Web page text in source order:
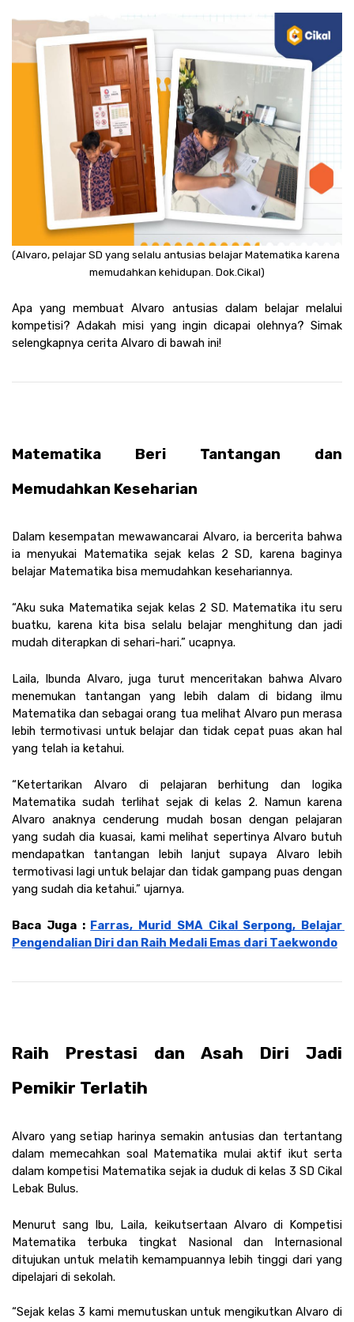
(Alvaro, pelajar SD yang selalu antusias belajar Matematika karena
memudahkan kehidupan. Dok.Cikal)
Apa yang membuat Alvaro antusias dalam belajar melalui
kompetisi? Adakah misi yang ingin dicapai olehnya? Simak
selengkapnya cerita Alvaro di bawah ini!
Matematika Beri Tantangan dan
Memudahkan Keseharian
Dalam kesempatan mewawancarai Alvaro, ia bercerita bahwa
ia menyukai Matematika sejak kelas 2 SD, karena baginya
belajar Matematika bisa memudahkan kesehariannya.
“Aku suka Matematika sejak kelas 2 SD. Matematika itu seru
buatku, karena kita bisa selalu belajar menghitung dan jadi
mudah diterapkan di sehari-hari.” ucapnya.
Laila, Ibunda Alvaro, juga turut menceritakan bahwa Alvaro
menemukan tantangan yang lebih dalam di bidang ilmu
Matematika dan sebagai orang tua melihat Alvaro pun merasa
lebih termotivasi untuk belajar dan tidak cepat puas akan hal
yang telah ia ketahui.
“Ketertarikan Alvaro di pelajaran berhitung dan logika
Matematika sudah terlihat sejak di kelas 2. Namun karena
Alvaro anaknya cenderung mudah bosan dengan pelajaran
yang sudah dia kuasai, kami melihat sepertinya Alvaro butuh
mendapatkan tantangan lebih lanjut supaya Alvaro lebih
termotivasi lagi untuk belajar dan tidak gampang puas dengan
yang sudah dia ketahui.” ujarnya.
Baca Juga : Farras, Murid SMA Cikal Serpong, Belajar
Pengendalian Diri dan Raih Medali Emas dari Taekwondo
Raih Prestasi dan Asah Diri Jadi
Pemikir Terlatih
Alvaro yang setiap harinya semakin antusias dan tertantang
dalam memecahkan soal Matematika mulai aktif ikut serta
dalam kompetisi Matematika sejak ia duduk di kelas 3 SD Cikal
Lebak Bulus.
Menurut sang Ibu, Laila, keikutsertaan Alvaro di Kompetisi
Matematika terbuka tingkat Nasional dan Internasional
ditujukan untuk melatih kemampuannya lebih tinggi dari yang
dipelajari di sekolah.
“Sejak kelas 3 kami memutuskan untuk mengikutkan Alvaro di